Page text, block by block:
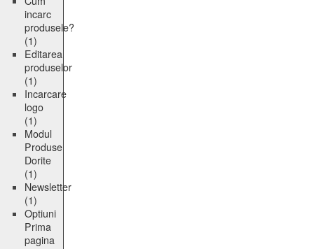
incarc
produsele?
(1)
Editarea
produselor
(1)
Incarcare
logo
(1)
Modul
Produse
Dorite
(1)
Newsletter
(1)
Optiuni
Prima
pagina